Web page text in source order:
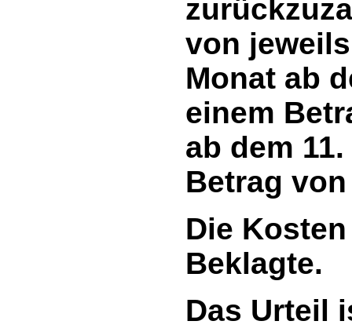
von
Monat ab
einem
ab dem
Betrag
Die
Beklagte.
Das Urteil